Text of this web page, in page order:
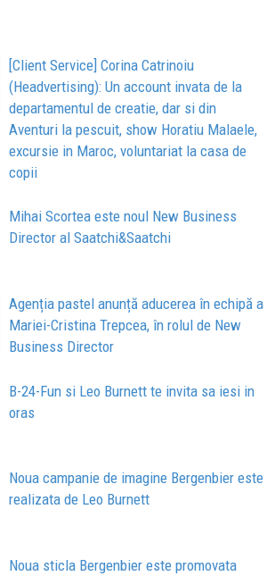
[Client Service] Corina Catrinoiu
(Headvertising): Un account invata de la
departamentul de creatie, dar si din
Aventuri la pescuit, show Horatiu Malaele,
excursie in Maroc, voluntariat la casa de
copii
Mihai Scortea este noul New Business
Director al Saatchi&Saatchi
Agenția pastel anunță aducerea în echipă a
Mariei-Cristina Trepcea, în rolul de New
Business Director
B-24-Fun si Leo Burnett te invita sa iesi in
oras
Noua campanie de imagine Bergenbier este
realizata de Leo Burnett
Noua sticla Bergenbier este promovata